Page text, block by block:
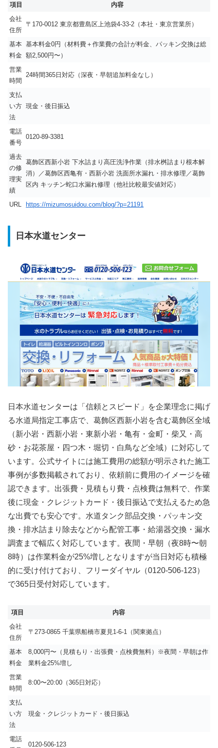
項目
内容
会社
住所
〒170-0012 東京都豊島区上池袋4-33-2（本社・東京営業所）
基本
料金
基本料金0円（材料費＋作業費の合計が料金、パッキン交換は総
額2,500円〜）
営業
時間
24時間365日対応（深夜・早朝追加料金なし）
支払
い方
法
現金・後日振込
電話
番号
0120-89-3381
過去
の修
理実
績
葛飾区西新小岩 下水詰まり高圧洗浄作業（排水桝詰まり根本解
消）／葛飾区西亀有・西新小岩 洗面所水漏れ・排水修理／葛飾
区内 キッチン蛇口水漏れ修理（他社比較最安値対応）
URL https://mizumosuidou.com/blog/?p=21191
日本水道センター
日本水道センターは「信頼とスピード」を企業理念に掲げ
る水道局指定工事店で、葛飾区西新小岩を含む葛飾区全域
（新小岩・西新小岩・東新小岩・亀有・金町・柴又・高
砂・お花茶屋・四つ木・堀切・白鳥など全域）に対応して
います。公式サイトには施工費用の総額が明示された施工
事例が多数掲載されており、依頼前に費用のイメージを確
認できます。出張費・見積もり費・点検費は無料で、作業
後に現金・クレジットカード・後日振込で支払えるため急
な出費でも安心です。水道タンク部品交換・パッキン交
換・排水詰まり除去などから配管工事・給湯器交換・漏水
調査まで幅広く対応しています。夜間・早朝（夜8時〜朝
8時）は作業料金が25%増しとなりますが当日対応も積極
的に受け付けており、フリーダイヤル（0120-506-123）
で365日受付対応しています。
項目
内容
会社
住所
〒273-0865 千葉県船橋市夏見1-6-1（関東拠点）
基本
料金
8,000円〜（見積もり・出張費・点検費無料）※夜間・早朝は作
業料金25%増し
営業
時間
8:00〜20:00（365日対応）
支払
い方
法
現金・クレジットカード・後日振込
電話
0120-506-123